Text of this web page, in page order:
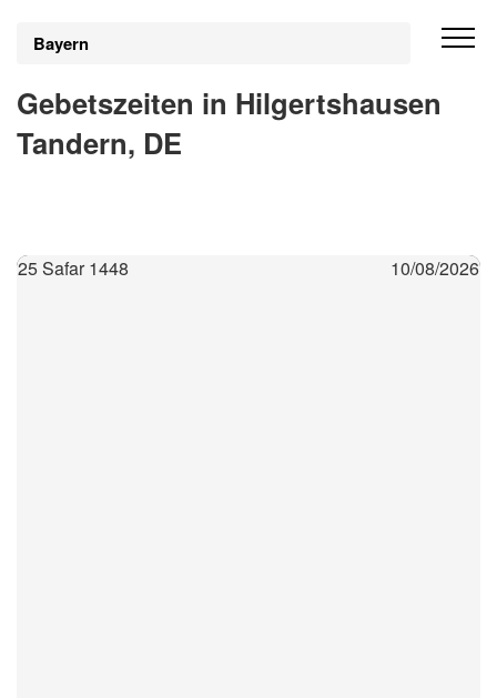
Bayern
Gebetszeiten in Hilgertshausen
Tandern, DE
25 Safar 1448 10/08/2026